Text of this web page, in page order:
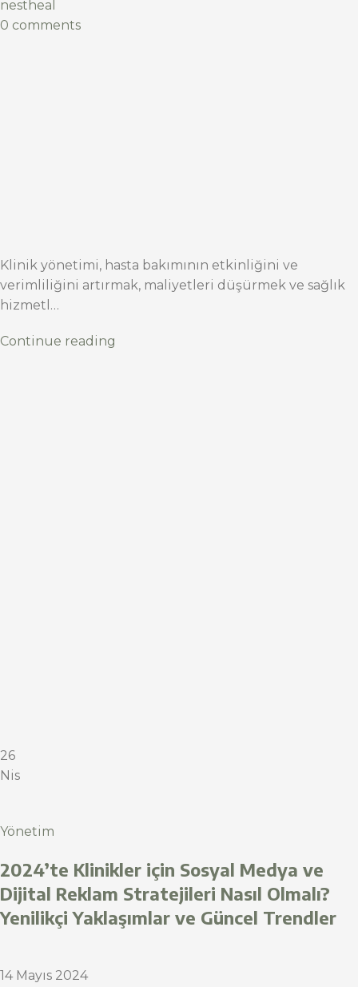
nestheal
0 comments
Klinik yönetimi, hasta bakımının etkinliğini ve
verimliliğini artırmak, maliyetleri düşürmek ve sağlık
hizmetl…
Continue reading
26
Nis
Yönetim
2024’te Klinikler için Sosyal Medya ve
Dijital Reklam Stratejileri Nasıl Olmalı?
Yenilikçi Yaklaşımlar ve Güncel Trendler
14 Mayıs 2024